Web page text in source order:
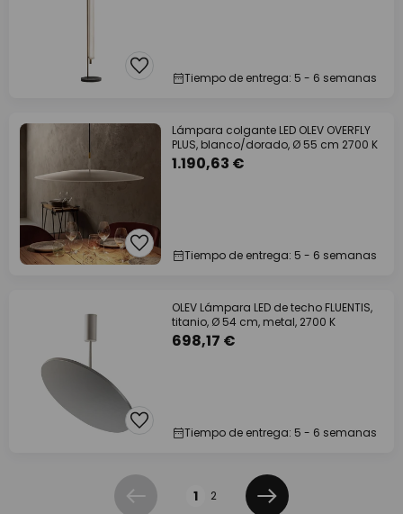
Tiempo de entrega: 5 - 6 semanas
Lámpara colgante LED OLEV OVERFLY
PLUS, blanco/dorado, Ø 55 cm 2700 K
1.190,63 €
Tiempo de entrega: 5 - 6 semanas
OLEV Lámpara LED de techo FLUENTIS,
titanio, Ø 54 cm, metal, 2700 K
698,17 €
Tiempo de entrega: 5 - 6 semanas
Anterior 1 2
Siguiente